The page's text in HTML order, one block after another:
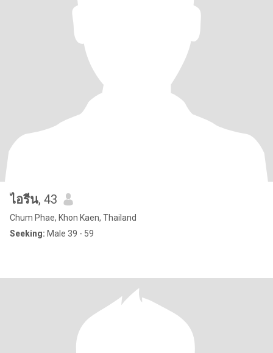
ไอรีน, 43
Chum Phae, Khon Kaen, Thailand
Seeking: Male 39 - 59